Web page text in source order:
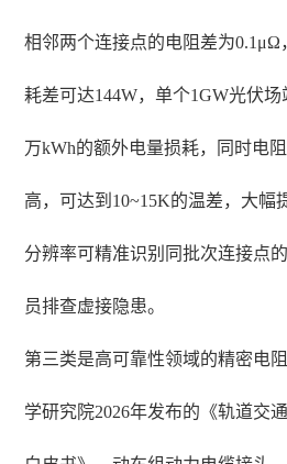
相邻两个连接点的电阻差为0.1μΩ
耗差可达144W，单个1GW光伏
万kWh的额外电量损耗，同时电
高，可达到10~15K的温差，大幅
分辨率可精准识别同批次连接点
员排查虚接隐患。
第三类是高可靠性领域的精密电
学研究院2026年发布的《轨道交